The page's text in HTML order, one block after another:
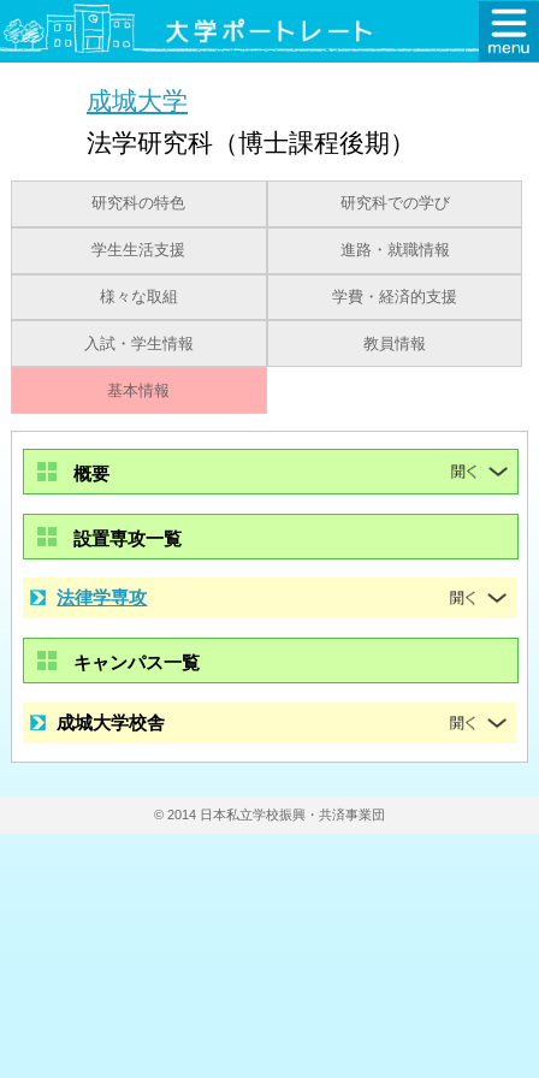
成城大学
法学研究科（博士課程後期）
研究科の特色 研究科での学び
学生生活支援 進路・就職情報
様々な取組 学費・経済的支援
入試・学生情報 教員情報
基本情報
概要
設置専攻一覧
法律学専攻
キャンパス一覧
成城大学校舎
© 2014 日本私立学校振興・共済事業団